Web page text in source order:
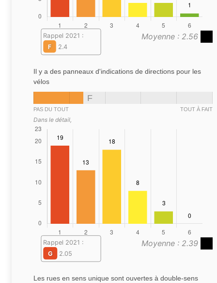
Moyenne : 2.56
Rappel 2021 :
F
2.4
Il y a des panneaux d'indications de directions pour les
vélos
F
PAS DU TOUT TOUT À FAIT
Dans le détail,
Moyenne : 2.39
Rappel 2021 :
G
2.05
Les rues en sens unique sont ouvertes à double-sens